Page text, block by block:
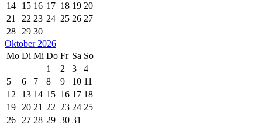
14
15 16 17 18 19 20
21
22 23 24 25 26 27
28 29 30
Oktober 2026
Mo Di Mi Do Fr Sa So
1
2 3
4
5
6 7 8 9 10 11
12
13 14 15 16 17 18
19 20 21 22 23 24 25
26 27 28 29 30 31